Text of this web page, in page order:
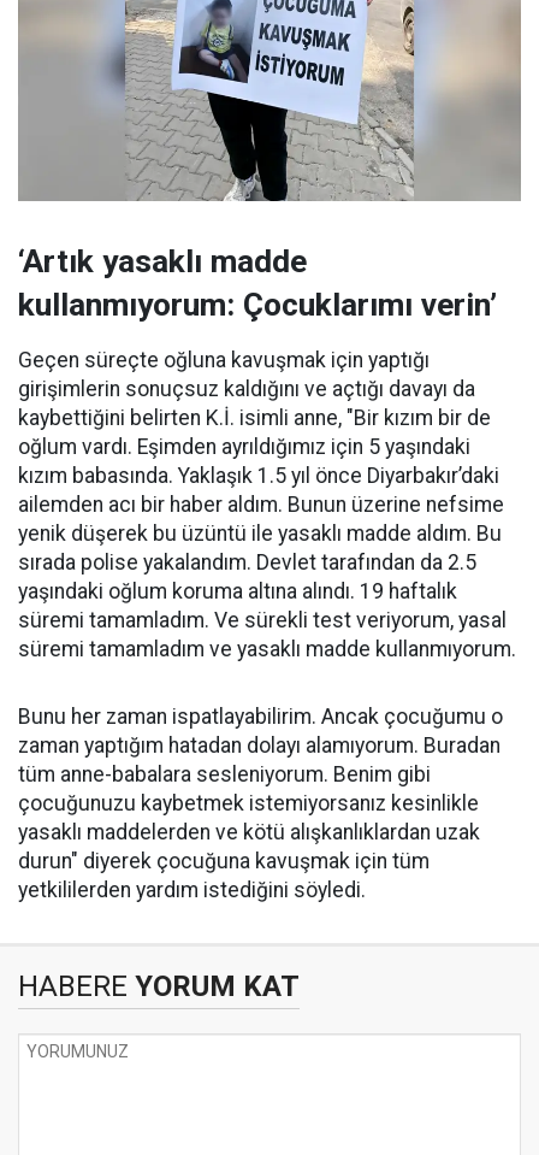
‘Artık yasaklı madde
kullanmıyorum: Çocuklarımı verin’
Geçen süreçte oğluna kavuşmak için yaptığı
girişimlerin sonuçsuz kaldığını ve açtığı davayı da
kaybettiğini belirten K.İ. isimli anne, "Bir kızım bir de
oğlum vardı. Eşimden ayrıldığımız için 5 yaşındaki
kızım babasında. Yaklaşık 1.5 yıl önce Diyarbakır’daki
ailemden acı bir haber aldım. Bunun üzerine nefsime
yenik düşerek bu üzüntü ile yasaklı madde aldım. Bu
sırada polise yakalandım. Devlet tarafından da 2.5
yaşındaki oğlum koruma altına alındı. 19 haftalık
süremi tamamladım. Ve sürekli test veriyorum, yasal
süremi tamamladım ve yasaklı madde kullanmıyorum.
Bunu her zaman ispatlayabilirim. Ancak çocuğumu o
zaman yaptığım hatadan dolayı alamıyorum. Buradan
tüm anne-babalara sesleniyorum. Benim gibi
çocuğunuzu kaybetmek istemiyorsanız kesinlikle
yasaklı maddelerden ve kötü alışkanlıklardan uzak
durun" diyerek çocuğuna kavuşmak için tüm
yetkililerden yardım istediğini söyledi.
HABERE YORUM KAT